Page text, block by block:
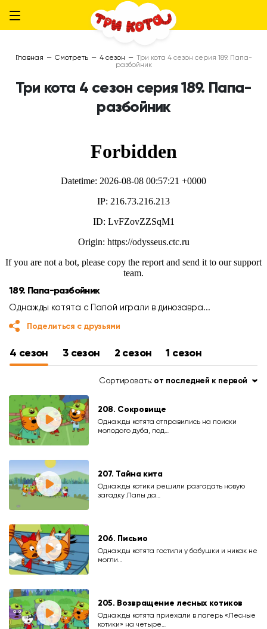
Главная — Смотреть — 4 сезон — Три кота 4 сезон серия 189. Папа-
разбойник
Три кота 4 сезон серия 189. Папа-
разбойник
189. Папа-разбойник
Однажды котята с Папой играли в динозавра...
Поделиться с друзьями
4 сезон 3 сезон 2 сезон 1 сезон
Сортировать: от последней к первой
208. Сокровище
Однажды котята отправились на поиски
молодого дуба, под…
207. Тайна кита
Однажды котики решили разгадать новую
загадку Лапы да…
206. Письмо
Однажды котята гостили у бабушки и никак не
могли…
205. Возвращение лесных котиков
Однажды котята приехали в лагерь «Лесные
котики» на четыре…